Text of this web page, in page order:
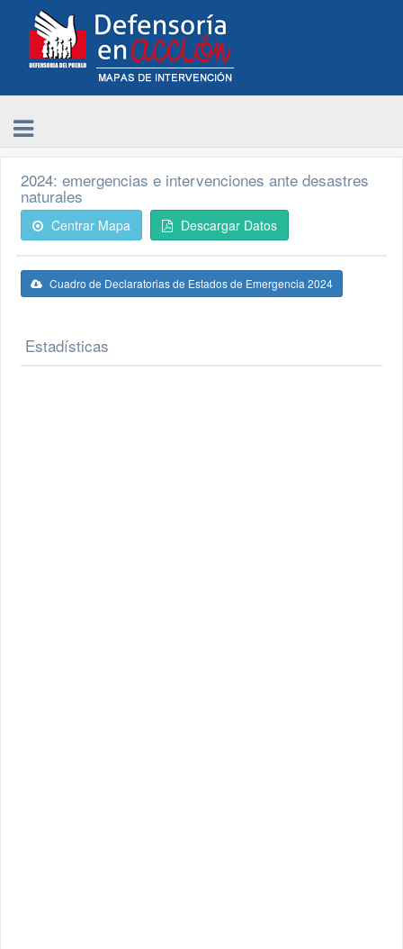
2024: emergencias e intervenciones ante desastres
naturales
Centrar Mapa Descargar Datos
Cuadro de Declaratorias de Estados de Emergencia 2024
Estadísticas